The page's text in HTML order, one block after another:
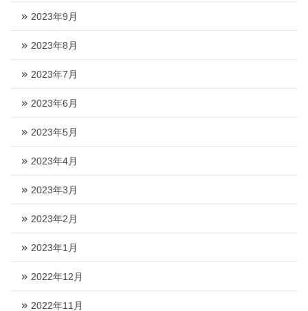
2023年9月
2023年8月
2023年7月
2023年6月
2023年5月
2023年4月
2023年3月
2023年2月
2023年1月
2022年12月
2022年11月